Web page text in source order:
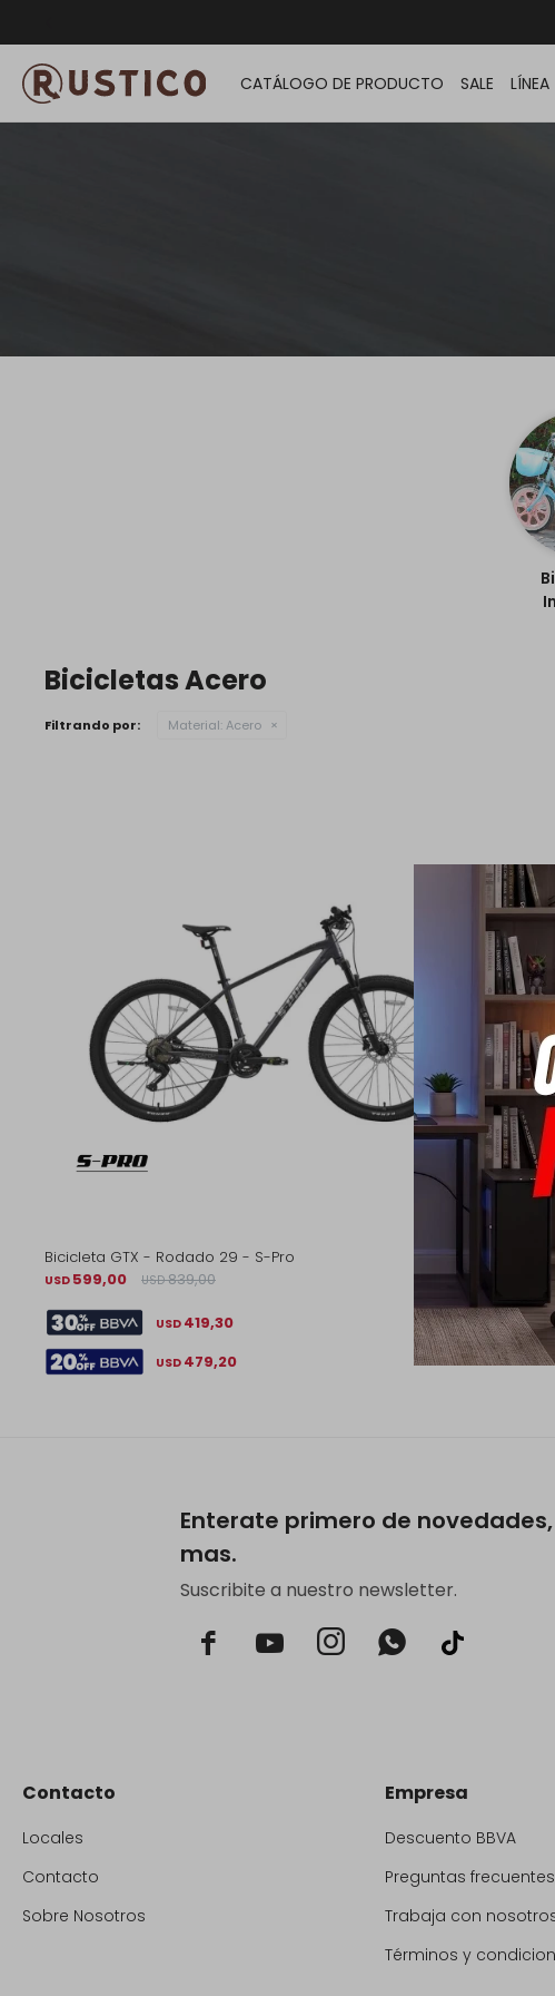
ENVÍO
CATÁLOGO DE PRODUCTO SALE LÍNEA
Bicicletas Acero
Filtrando por: Material:Acero
Bicicleta GTX - Rodado 29 - S-Pro
USD 599,00 USD 839,00
USD 419,30
USD 479,20
Enterate primero de
mas.
Suscribite a nuestro newsletter.
  
Contacto
Locales
Contacto
Sobre Nosotros
Empresa
Descuento BBVA
Preguntas frecuentes
Trabaja con
Términos y